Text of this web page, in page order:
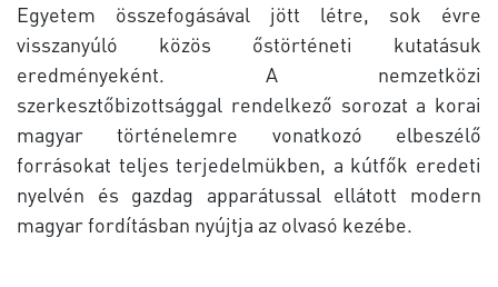
Egyetem összefogásával jött létre, sok évre
visszanyúló közös őstörténeti kutatásuk
eredményeként. A nemzetközi
szerkesztőbizottsággal rendelkező sorozat a korai
magyar történelemre vonatkozó elbeszélő
forrásokat teljes terjedelmükben, a kútfők eredeti
nyelvén és gazdag apparátussal ellátott modern
magyar fordításban nyújtja az olvasó kezébe.